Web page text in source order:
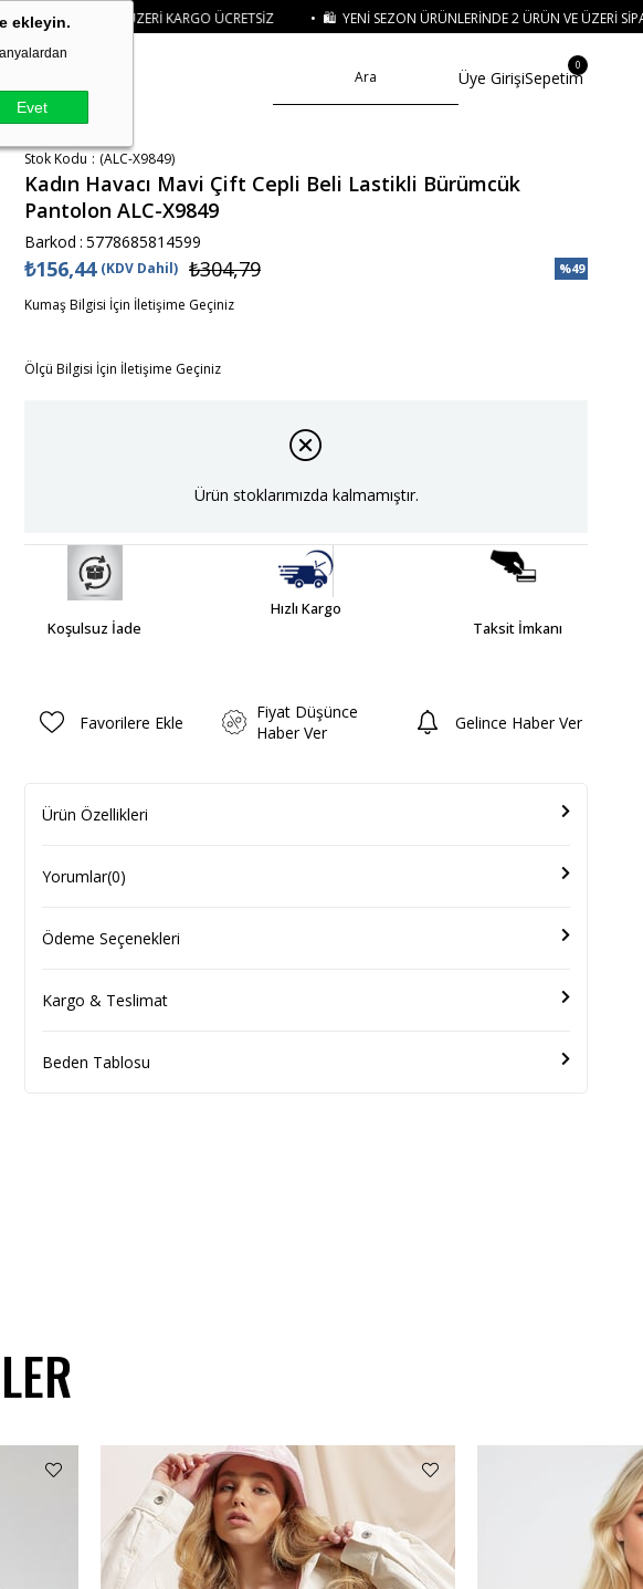
ekleyin.
Evet
KARGO ÜCRETSIZ • 🛍️ YENI SEZON ÜRÜNLERINDE 2 ÜRÜN VE ÜZERI SIPARIŞLERDE SEPETTE
Üye GirişiSepetim
0
Stok Kodu (ALC-X9849)
Kadın Havacı Mavi Çift Cepli Beli Lastikli Bürümcük
Pantolon ALC-X9849
Barkod : 5778685814599
%49
₺304,79
₺156,44 (KDV Dahil)
Kumaş Bilgisi İçin İletişime Geçiniz
Ölçü Bilgisi İçin İletişime Geçiniz
Ürün stoklarımızda kalmamıştır.
Koşulsuz İade
Hızlı Kargo
Taksit İmkanı
Favorilere Ekle
Fiyat Düşünce
Haber Ver
Gelince Haber Ver
Ürün Özellikleri
Yorumlar(0)
Ödeme Seçenekleri
Kargo & Teslimat
Beden Tablosu